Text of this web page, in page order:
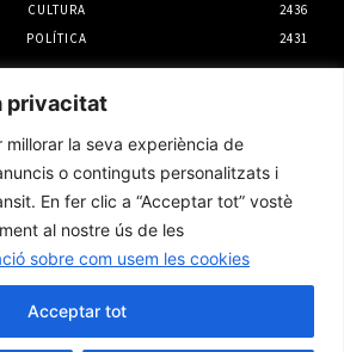
privacitat
la seva experiència de
o continguts personalitzats i
En fer clic a “Acceptar tot” vostè
al nostre ús de les
sobre com usem les cookies
Acceptar tot
CULTURA
2436
POLÍTICA
2431
Notícies
«justícia territorial»
eòlica i la
existents
del Montsià presenta
PLATER